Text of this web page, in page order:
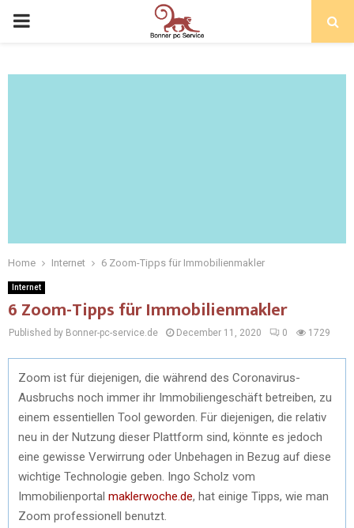
Home Internet 6 Zoom-Tipps für Immobilienmakler
Internet
6 Zoom-Tipps für Immobilienmakler
Published by Bonner-pc-service.de December 11, 2020 0 1729
Zoom ist für diejenigen, die während des Coronavirus-
Ausbruchs noch immer ihr Immobiliengeschäft betreiben, zu
einem essentiellen Tool geworden. Für diejenigen, die relativ
neu in der Nutzung dieser Plattform sind, könnte es jedoch
eine gewisse Verwirrung oder Unbehagen in Bezug auf diese
wichtige Technologie geben. Ingo Scholz vom
Immobilienportal maklerwoche.de, hat einige Tipps, wie man
Zoom professionell benutzt.